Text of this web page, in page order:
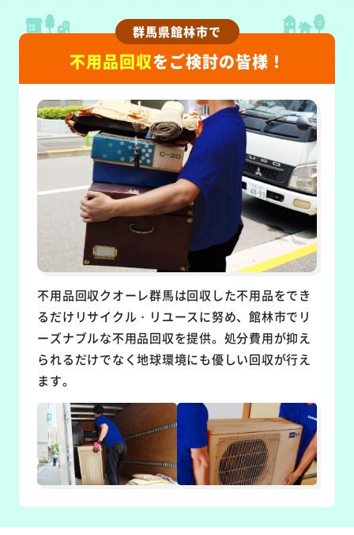
群馬県館林市で
不用品回収をご検討の皆様！
不用品回収クオーレ群馬は回収した不用品をでき
るだけリサイクル・リユースに努め、館林市でリ
ーズナブルな不用品回収を提供。処分費用が抑え
られるだけでなく地球環境にも優しい回収が行え
ます。